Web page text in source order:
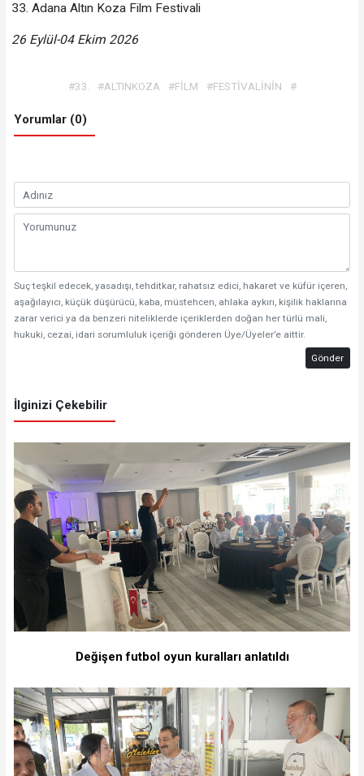
33. Adana Altın Koza Film Festivali
26 Eylül-04 Ekim 2026
#33. #ALTINKOZA #FİLM #FESTİVALİNİN #
Yorumlar (0)
Suç teşkil edecek, yasadışı, tehditkar, rahatsız edici, hakaret ve küfür içeren,
aşağılayıcı, küçük düşürücü, kaba, müstehcen, ahlaka aykırı, kişilik haklarına
zarar verici ya da benzeri niteliklerde içeriklerden doğan her türlü mali,
hukuki, cezai, idari sorumluluk içeriği gönderen Üye/Üyeler’e aittir.
Gönder
İlginizi Çekebilir
Değişen futbol oyun kuralları anlatıldı